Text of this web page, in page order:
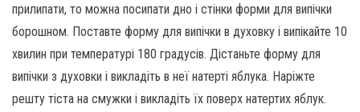
прилипати, то можна посипати дно і стінки форми для випічки
борошном. Поставте форму для випічки в духовку і випікайте 10
хвилин при температурі 180 градусів. Дістаньте форму для
випічки з духовки і викладіть в неї натерті яблука. Наріжте
решту тіста на смужки і викладіть їх поверх натертих яблук.